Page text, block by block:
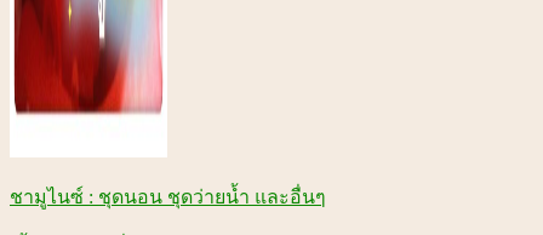
ชามูไนซ์ : ชุดนอน ชุดว่ายน้ำ และอื่นๆ